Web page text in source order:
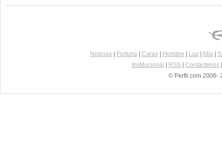
Noticias| Fortuna| Caras| Hombre Luz| Mía|
Institucional
RSS| Contáctenos
© Perfil.com 2006-